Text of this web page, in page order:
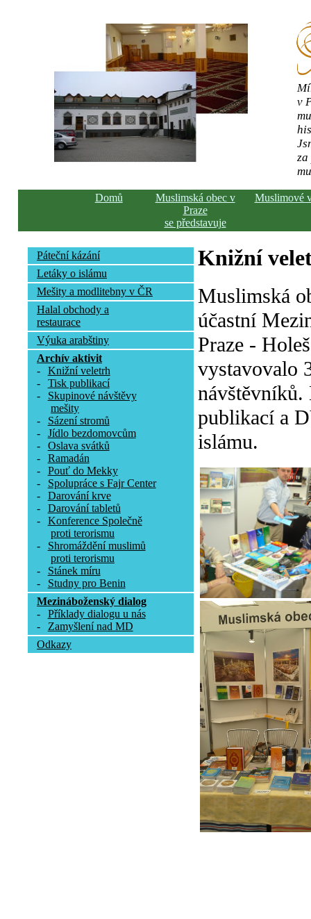
v
Domů
Muslimská obec v
Praze
se představuje
Muslimové
Páteční kázání
Letáky o islámu
Mešity a modlitebny v ČR
Halal obchody a
restaurace
Výuka arabštiny
Archív aktivit
-
Knižní veletrh
-
Tisk publikací
-
Skupinové návštěvy
mešity
-
Sázení stromů
-
Jídlo bezdomovcům
-
Oslava svátků
-
Ramadán
-
Pouť do Mekky
-
Spolupráce s Fajr Center
-
Darování krve
-
Darování tabletů
-
Konference Společně
proti terorismu
-
Shromáždění muslimů
proti terorismu
-
Stánek míru
-
Studny pro Benin
Mezináboženský dialog
-
Příklady dialogu u nás
-
Zamyšlení nad MD
Odkazy
Knižní
Muslimská
účastní
Praze -
vystavovalo
návštěvníků.
publikací a
islámu.